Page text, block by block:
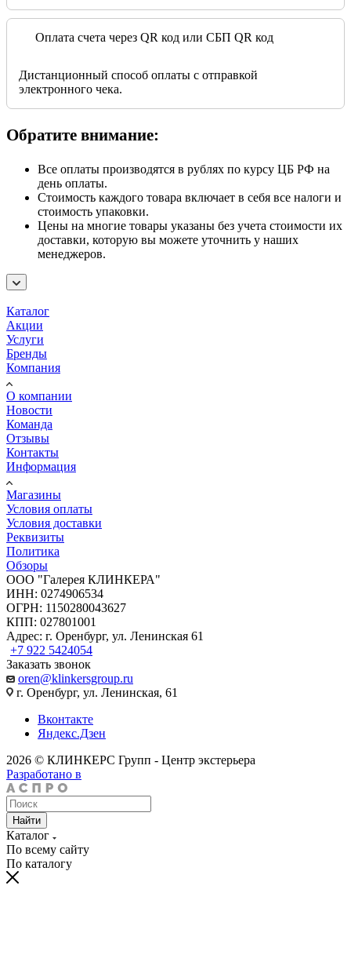
Оплата счета через QR код или СБП QR код
Дистанционный способ оплаты с отправкой
электронного чека.
Обратите внимание:
Все оплаты производятся в рублях по курсу ЦБ РФ на
день оплаты.
Стоимость каждого товара включает в себя все налоги и
стоимость упаковки.
Цены на многие товары указаны без учета стоимости их
доставки, которую вы можете уточнить у наших
менеджеров.
Каталог
Акции
Услуги
Бренды
Компания
О компании
Новости
Команда
Отзывы
Контакты
Информация
Магазины
Условия оплаты
Условия доставки
Реквизиты
Политика
Обзоры
ООО "Галерея КЛИНКЕРА"
ИНН: 0274906534
ОГРН: 1150280043627
КПП: 027801001
Адрес: г. Оренбург, ул. Ленинская 61
+7 922 5424054
Заказать звонок
oren@klinkersgroup.ru
г. Оренбург, ул. Ленинская, 61
Вконтакте
Яндекс.Дзен
2026 © КЛИНКЕРС Групп - Центр экстерьера
Разработано в
Найти
Каталог
По всему сайту
По каталогу